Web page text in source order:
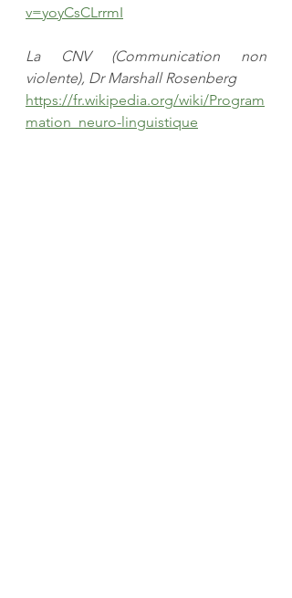
v=yoyCsCLrrmI
La CNV (Communication non
violente), Dr Marshall Rosenberg
https://fr.wikipedia.org/wiki/Program
mation_neuro-linguistique